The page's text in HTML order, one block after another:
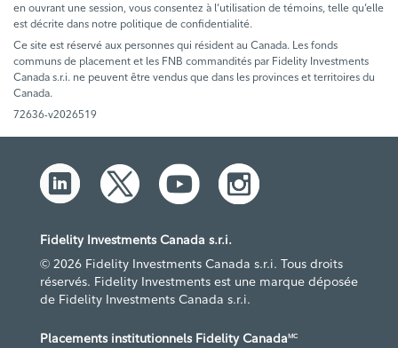
en ouvrant une session, vous consentez à l’utilisation de témoins, telle qu’elle
est décrite dans notre politique de confidentialité.
Ce site est réservé aux personnes qui résident au Canada. Les fonds
communs de placement et les FNB commandités par Fidelity Investments
Canada s.r.i. ne peuvent être vendus que dans les provinces et territoires du
Canada.
72636-v2026519
Fidelity Investments Canada s.r.i.
© 2026 Fidelity Investments Canada s.r.i. Tous droits
réservés. Fidelity Investments est une marque déposée
de Fidelity Investments Canada s.r.i.
Placements institutionnels Fidelity CanadaMC